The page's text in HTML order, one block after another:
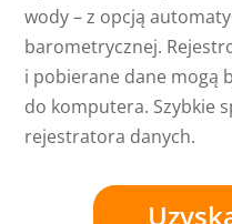
wody – z opcją
barometrycznej.
i pobierane dane mogą
do komputera. Szybkie
rejestratora danych.